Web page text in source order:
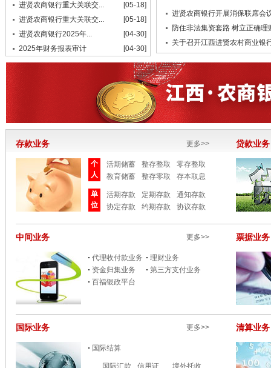
进贤农商银行重大关联交...
[05-18]
进贤农商银行重大关联交...
[05-18]
进贤农商银行2025年...
[04-30]
2025年财务报表审计
[04-30]
进贤农商银行开展消保联席会
防住非法集资套路 树立正确理
关于召开江西进贤农村商业银
存款业务 更多>>
个
人
活期储蓄 整存整取
零存整取
教育储蓄
整存零取 存本取息
单
位
活期存款 定期存款
通知存款
协定存款
约期存款 协议存款
贷款业务
中间业务 更多>>
代理收付款业务
理财业务
资金归集业务
第三方支付业务
百福银政平台
票据业务
国际业务 更多>>
国际结算
国际汇款 信用证 境外托收
清算业务